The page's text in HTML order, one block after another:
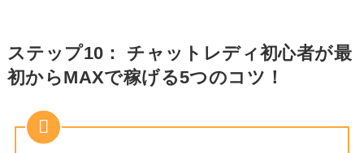
ステップ10： チャットレディ初心者が最
初からMAXで稼げる5つのコツ！